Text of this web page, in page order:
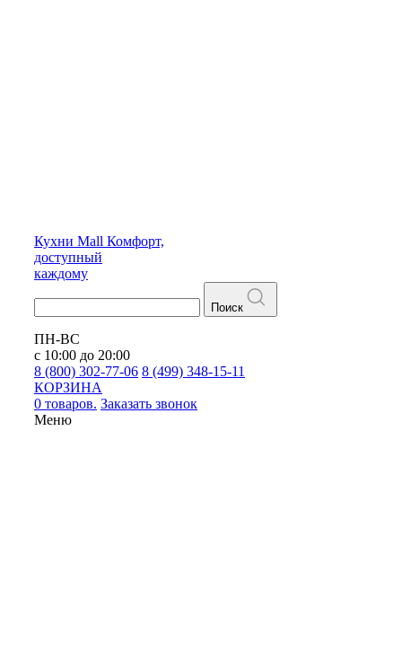
Кухни Mall Комфорт,
доступный
каждому
Поиск
ПН-ВС
с 10:00 до 20:00
8 (800) 302-77-06 8 (499) 348-15-11
КОРЗИНА
0 товаров. Заказать звонок
Меню